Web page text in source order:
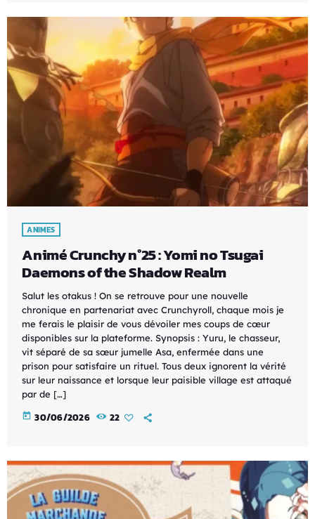
ANIMES
Animé Crunchy n°25 : Yomi no Tsugai
Daemons of the Shadow Realm
Salut les otakus ! On se retrouve pour une nouvelle
chronique en partenariat avec Crunchyroll, chaque mois je
me ferais le plaisir de vous dévoiler mes coups de cœur
disponibles sur la plateforme. Synopsis : Yuru, le chasseur,
vit séparé de sa sœur jumelle Asa, enfermée dans une
prison pour satisfaire un rituel. Tous deux ignorent la vérité
sur leur naissance et lorsque leur paisible village est attaqué
par de […]
today 30/06/2026 22